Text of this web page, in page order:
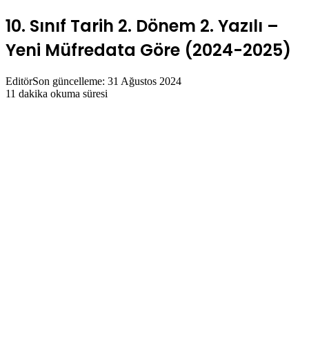
10. Sınıf Tarih 2. Dönem 2. Yazılı –
Yeni Müfredata Göre (2024-2025)
EditörSon güncelleme: 31 Ağustos 2024
11 dakika okuma süresi